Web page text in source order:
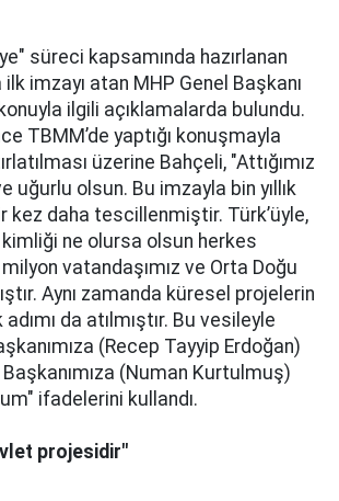
süreci kapsamında hazırlanan
imzayı atan MHP Genel Başkanı
ilgili açıklamalarda bulundu.
TBMM’de yaptığı konuşmayla
üzerine Bahçeli, "Attığımız
uğurlu olsun. Bu imzayla bin yıllık
kez daha tescillenmiştir. Türk’üyle,
kimliği ne olursa olsun herkes
milyon vatandaşımız ve Orta Doğu
Aynı zamanda küresel projelerin
adımı da atılmıştır. Bu vesileyle
(Recep Tayyip Erdoğan)
(Numan Kurtulmuş)
ifadelerini kullandı.
projesidir"